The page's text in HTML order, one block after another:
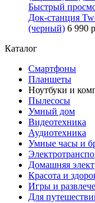
Быстрый
Док-станция
(черный) 6 990
Каталог
Смартфоны
Планшеты
Ноутбуки и
Пылесосы
Умный дом
Видеотехника
Аудиотехника
Умные часы и
Домашняя
Красота и
Игры и
Для